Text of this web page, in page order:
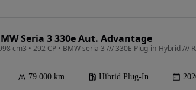
Seria 3 330e Aut. Advantage
cm3 • 292 CP • BMW seria 3 /// 330E Plug-in-Hybrid ///
79 000 km Hibrid Plug-In